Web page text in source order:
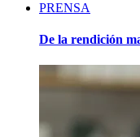
PRENSA
De la rendición